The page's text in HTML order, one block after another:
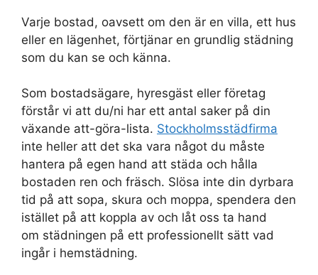
Varje bostad, oavsett om den är en villa, ett hus
eller en lägenhet, förtjänar en grundlig städning
som du kan se och känna.
Som bostadsägare, hyresgäst eller företag
förstår vi att du/ni har ett antal saker på din
växande att-göra-lista. Stockholmsstädfirma
inte heller att det ska vara något du måste
hantera på egen hand att städa och hålla
bostaden ren och fräsch. Slösa inte din dyrbara
tid på att sopa, skura och moppa, spendera den
istället på att koppla av och låt oss ta hand
om städningen på ett professionellt sätt vad
ingår i hemstädning.